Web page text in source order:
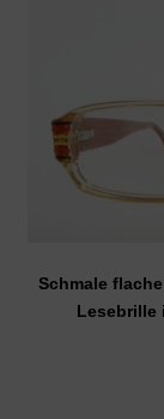
Schmale
Lesebrille